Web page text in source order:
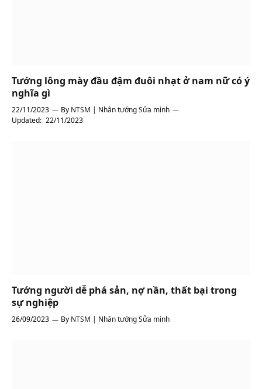
Tướng lông mày đầu đậm đuôi nhạt ở nam nữ có ý
nghĩa gì
22/11/2023 By NTSM | Nhân tướng Sửa mình
Updated: 22/11/2023
Tướng người dễ phá sản, nợ nần, thất bại trong
sự nghiệp
26/09/2023 By NTSM | Nhân tướng Sửa mình